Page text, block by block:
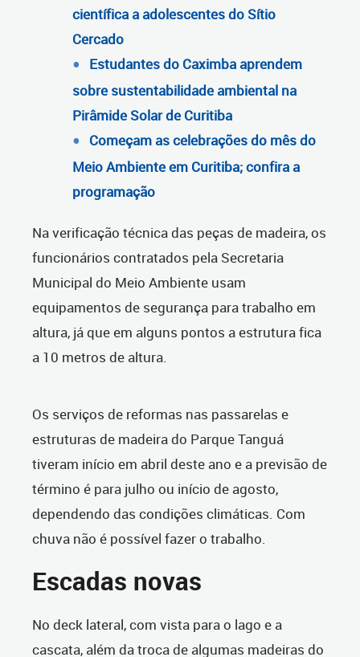
científica a adolescentes do Sítio
Cercado
Estudantes do Caximba aprendem
sobre sustentabilidade ambiental na
Pirâmide Solar de Curitiba
Começam as celebrações do mês do
Meio Ambiente em Curitiba; confira a
programação
Na verificação técnica das peças de madeira, os
funcionários contratados pela Secretaria
Municipal do Meio Ambiente usam
equipamentos de segurança para trabalho em
altura, já que em alguns pontos a estrutura fica
a 10 metros de altura.
Os serviços de reformas nas passarelas e
estruturas de madeira do Parque Tanguá
tiveram início em abril deste ano e a previsão de
término é para julho ou início de agosto,
dependendo das condições climáticas. Com
chuva não é possível fazer o trabalho.
Escadas novas
No deck lateral, com vista para o lago e a
cascata, além da troca de algumas madeiras do